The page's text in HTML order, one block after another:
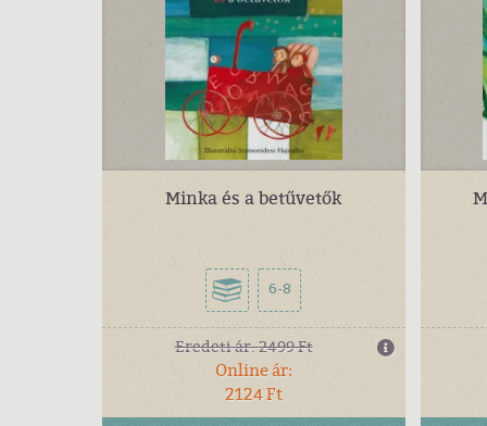
Minka és a betűvetők
6-8
Eredeti ár:2499 Ft
Online ár:
2124 Ft